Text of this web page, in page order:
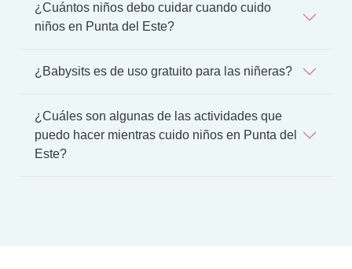
¿Cuántos niños debo cuidar cuando cuido
niños en Punta del Este?
¿Babysits es de uso gratuito para las niñeras?
¿Cuáles son algunas de las actividades que
puedo hacer mientras cuido niños en Punta del
Este?